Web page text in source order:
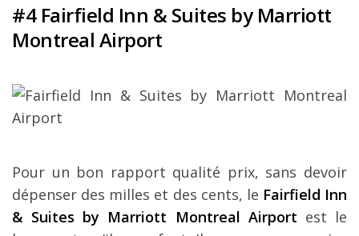
#4 Fairfield Inn & Suites by Marriott
Montreal Airport
Pour un bon rapport qualité prix, sans devoir
dépenser des milles et des cents, le Fairfield Inn
& Suites by Marriott Montreal Airport est le